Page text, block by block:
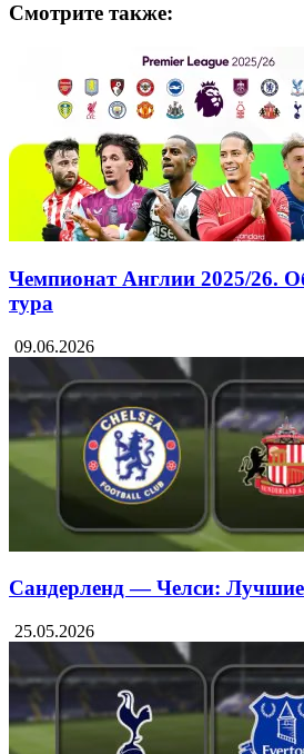
Смотрите также:
Чемпионат Англии 2025/26.
тура
09.06.2026
Сандерленд — Челси:
25.05.2026